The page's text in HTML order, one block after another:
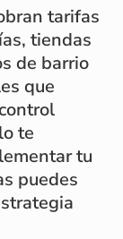
tarifas
tiendas
de barrio
que
te
tu
puedes